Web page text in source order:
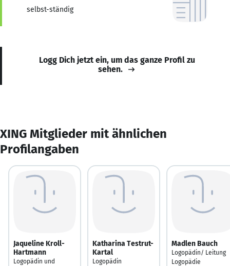
selbst-ständig
Logg Dich jetzt ein, um das ganze Profil zu
sehen.
XING Mitglieder mit ähnlichen
Profilangaben
Jaqueline Kroll-
Hartmann
Logopädin und
Katharina Testrut-
Kartal
Logopädin
Madlen Bauch
Logopädin/ Leitung
Logopädie